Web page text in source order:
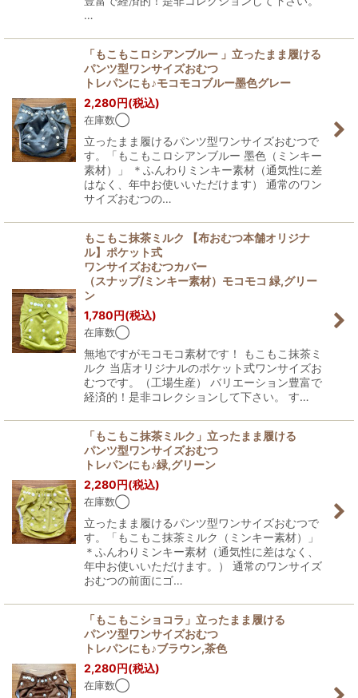
…
「もこもこロシアンブルー 」立ったまま履ける
パンツ型ワンサイズおむつ
トレパンにも♪モコモコブルー墨色グレー
2,280円(税込)
在庫数◯
立ったまま履けるパンツ型ワンサイズおむつで
す。「もこもこロシアンブルー 墨色（ミンキー
素材）」 ＊ふんわりミンキー素材（通気性に差
はなく、年中お使いいただけます） 通常のワン
サイズおむつの…
もこもこ抹茶ミルク 【布おむつ本舗オリジナ
ル】ポケット式
ワンサイズおむつカバー
（スナップ/ミンキー素材）モコモコ 緑,グリー
ン
1,780円(税込)
在庫数◯
無地ですがモコモコ素材です！ もこもこ抹茶ミ
ルク 当店オリジナルのポケット式ワンサイズお
むつです。（工場生産） バリエーション豊富で
経済的！是非コレクションして下さい。 す…
「もこもこ抹茶ミルク」立ったまま履ける
パンツ型ワンサイズおむつ
トレパンにも♪緑,グリーン
2,280円(税込)
在庫数◯
立ったまま履けるパンツ型ワンサイズおむつで
す。「もこもこ抹茶ミルク（ミンキー素材）」
＊ふんわりミンキー素材（通気性に差はなく、
年中お使いいただけます。） 通常のワンサイズ
おむつの前面にゴ…
「もこもこショコラ」立ったまま履ける
パンツ型ワンサイズおむつ
トレパンにも♪ブラウン,茶色
2,280円(税込)
在庫数◯